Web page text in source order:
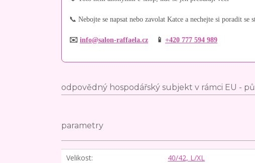
📞 Nebojte se napsat nebo zavolat Katce a nechejte si poradit se
✉️ info@salon-raffaela.cz 📱 +420 777 594 989
odpovědný hospodářský subjekt v rámci EU -
parametry
Velikost
40/42, L/XL